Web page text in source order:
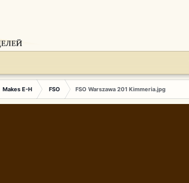
Makes E-H FSO FSO Warszawa 201 Kimmeria.jpg